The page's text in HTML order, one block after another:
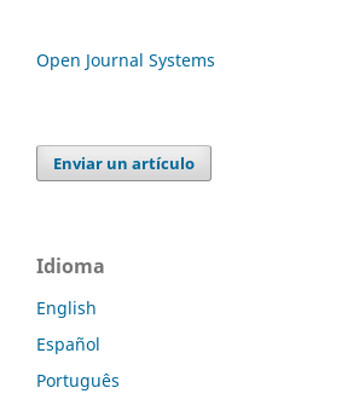
Open Journal Systems
Enviar un artículo
Idioma
English
Español
Português